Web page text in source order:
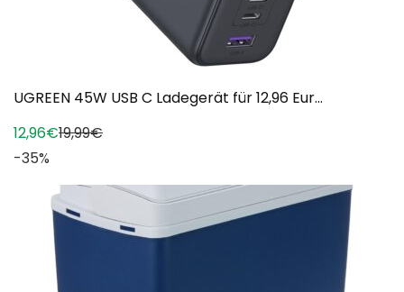
UGREEN 45W USB C Ladegerät für 12,96 Eur...
12,96€19,99€
-35%